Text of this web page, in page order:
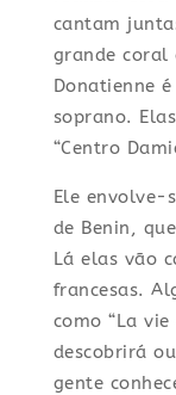
cantam
grande coral
Donatienne
soprano.
“Centro
Ele envolve-
de Benin,
Lá elas vão
francesas.
como “La vie
descobrirá
gente